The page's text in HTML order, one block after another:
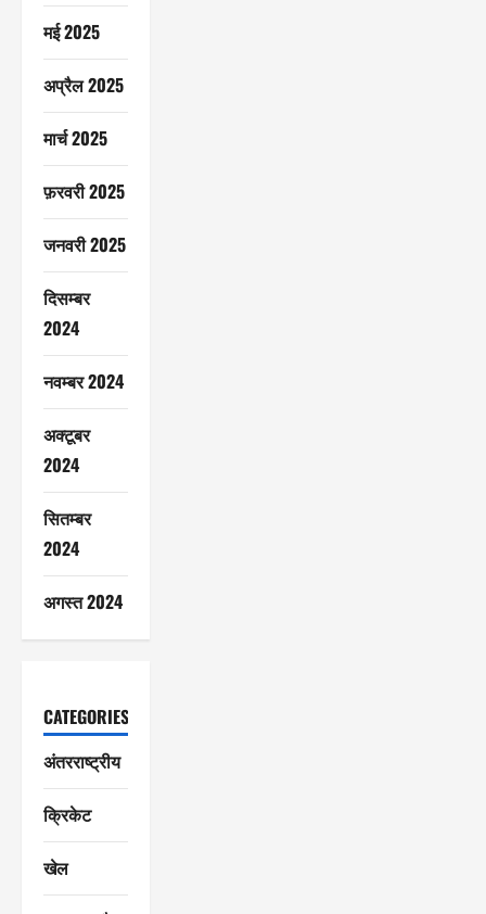
मई 2025
अप्रैल 2025
मार्च 2025
फ़रवरी 2025
जनवरी 2025
दिसम्बर
2024
नवम्बर 2024
अक्टूबर
2024
सितम्बर
2024
अगस्त 2024
CATEGORIES
अंतरराष्ट्रीय
क्रिकेट
खेल